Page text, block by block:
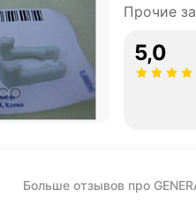
Прочие
5,0
Больше отзывов про